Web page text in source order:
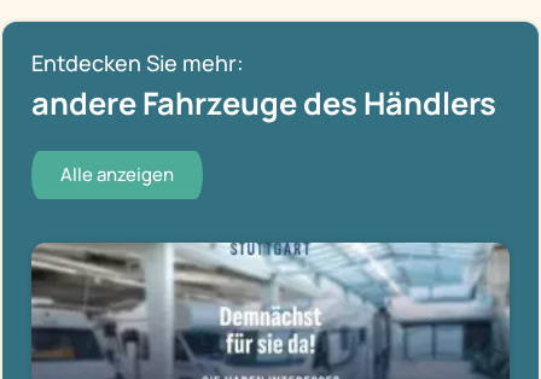
Entdecken Sie mehr:
andere Fahrzeuge des Händlers
Alle anzeigen